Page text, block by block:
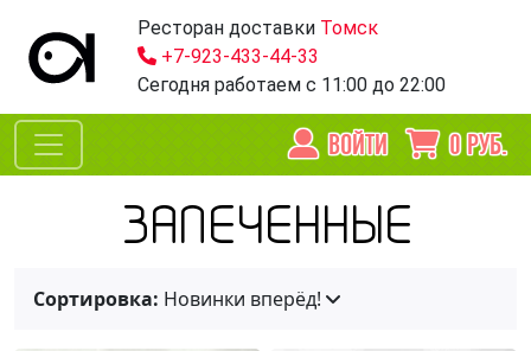
Ресторан доставки Томск
+7-923-433-44-33
Сегодня работаем с 11:00 до 22:00
ВОЙТИ 0РУБ.
ЗАПЕЧЕННЫЕ
Сортировка: Новинки вперёд!